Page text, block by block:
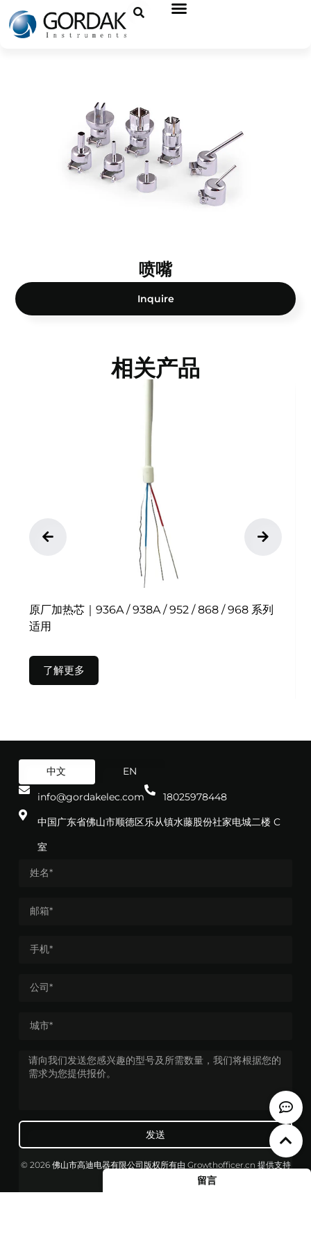
留言
喷嘴
Inquire
相关产品
原厂加热芯｜936A / 938A / 952 / 868 / 968 系列
适用
了解更多
中文 EN
info@gordakelec.com
18025978448
中国广东省佛山市顺德区乐从镇水藤股份社家电城二楼 C
室
发送
© 2026 佛山市高迪电器有限公司版权所有由 Growthofficer.cn 提供支持